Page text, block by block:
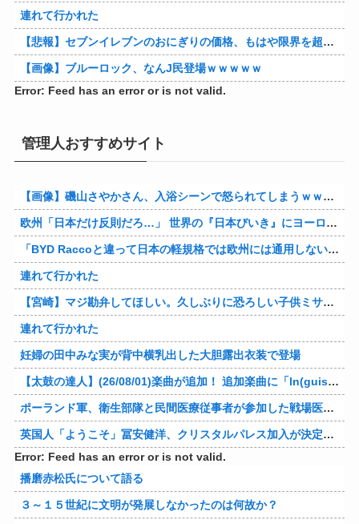
連れて行かれた
【悲報】セブンイレブンのおにぎりの価格、もはや限界を超える
【画像】ブルーロック、なんJ民登場ｗｗｗｗｗ
Error: Feed has an error or is not valid.
管理人おすすめサイト
【画像】磯山さやかさん、入浴シーンで怒られてしまうｗｗｗｗｗｗ
欧州「日本だけ反則だろ…」 世界の『日本びいき』にヨーロッパ全土から不満の声
「BYD Raccoと違って日本の軽規格では欧州には通用しない」と自動車系ライターが示唆、だが速攻で反例を提示されて即落ち二コマ状態に……
連れて行かれた
【宮崎】マジ勘弁してほしい。久しぶりに恐ろしい子供ミサイルを見た。
連れて行かれた
妊婦の田中みな実が背中横乳出した大胆露出衣装で登場
【太鼓の達人】(26/08/01)楽曲が追加！ 追加楽曲に「ln(guis・tics) / Sephid」「Remnath / ぺのれり」の2曲が登場！！
ポーランド軍、衛生部隊と民間医療従事者が参加した戦場医療訓練を実施！
英国人「ようこそ」冨安健洋、クリスタルパレス加入が決定的に！メディカル検査をパス！現地サポが歓迎！アーセナルファンも祝福！【海外の反応】
Error: Feed has an error or is not valid.
播磨赤松氏について語る
３～１５世紀に文明が発展しなかったのは何故か？